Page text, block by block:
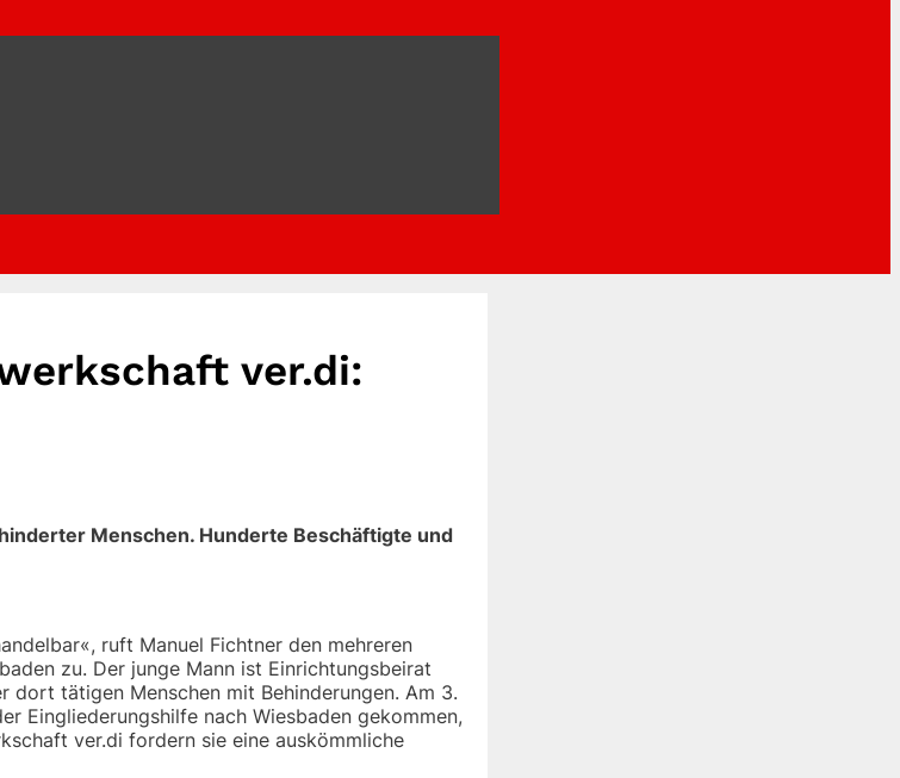
ver.di:
Menschen. Hunderte Beschäftigte und
ruft Manuel Fichtner den mehreren
zu. Der junge Mann ist Einrichtungsbeirat
tätigen Menschen mit Behinderungen. Am 3.
Eingliederungshilfe nach Wiesbaden gekommen,
ver.di fordern sie eine auskömmliche